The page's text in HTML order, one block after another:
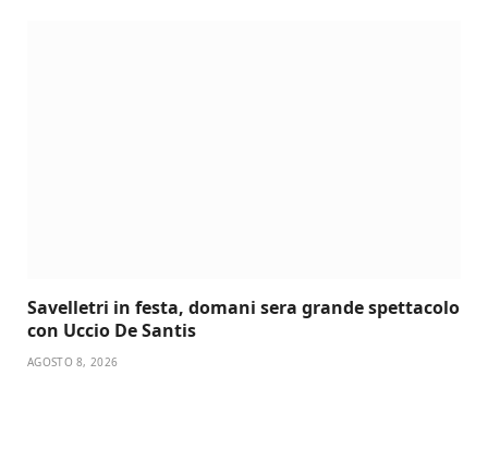
Savelletri in festa, domani sera grande spettacolo
con Uccio De Santis
AGOSTO 8, 2026